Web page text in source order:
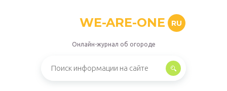
WE-ARE-ONE RU
Онлайн-журнал об огороде